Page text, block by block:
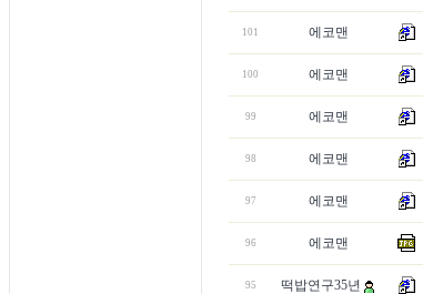
101 에코맨
100 에코맨
99 에코맨
98 에코맨
97 에코맨
96 에코맨
95 떡밥연구35년